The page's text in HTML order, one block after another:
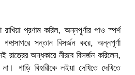
রাখিয়া প্রণাম করিল, অন্নপূর্ণার পাও স্পর্শ
সন্তান বিসর্জন করে, অন্নপূর্ণা
রাত্রের অন্ধকারে নীরবে বিসর্জন করিলেন,
গাড়ি বিহারীকে লইয়া দেখিতে দেখিতে